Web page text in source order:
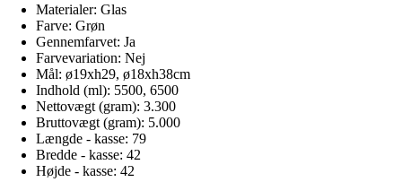
Materialer: Glas
Farve: Grøn
Gennemfarvet: Ja
Farvevariation: Nej
Mål: ø19xh29, ø18xh38cm
Indhold (ml): 5500, 6500
Nettovægt (gram): 3.300
Bruttovægt (gram): 5.000
Længde - kasse: 79
Bredde - kasse: 42
Højde - kasse: 42